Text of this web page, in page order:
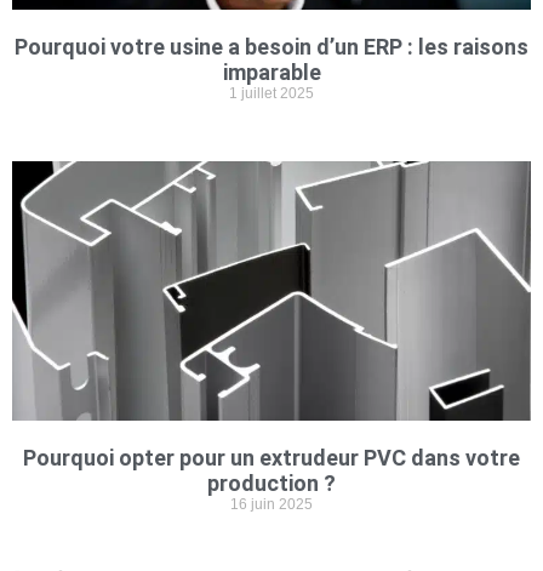
Pourquoi votre usine a besoin d’un ERP : les raisons
imparable
1 juillet 2025
Pourquoi opter pour un extrudeur PVC dans votre
production ?
16 juin 2025